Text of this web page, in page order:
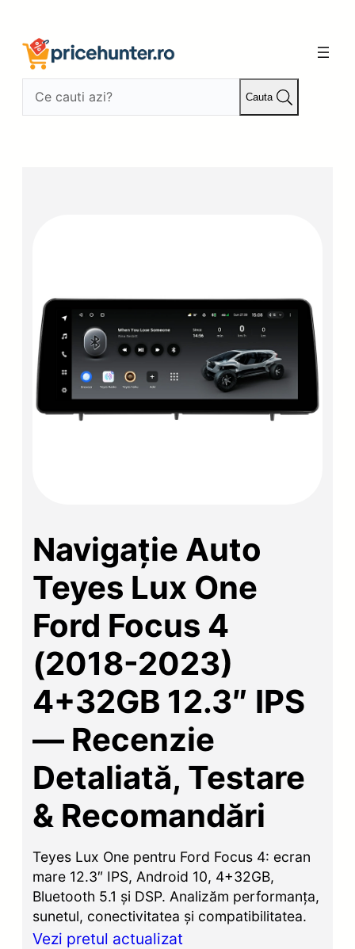
conținut
Cauta
Navigație Auto
Teyes Lux One
Ford Focus 4
(2018-2023)
4+32GB 12.3″ IPS
— Recenzie
Detaliată, Testare
& Recomandări
Teyes Lux One pentru Ford Focus 4: ecran
mare 12.3″ IPS, Android 10, 4+32GB,
Bluetooth 5.1 și DSP. Analizăm performanța,
sunetul, conectivitatea și compatibilitatea.
Vezi pretul actualizat